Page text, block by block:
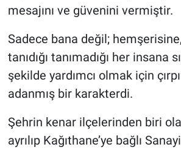
mesajını ve güvenini vermiştir.
Sadece bana değil;
tanıdığı tanımadığı her insana
şekilde yardımcı olmak için
adanmış bir karakterdi.
Şehrin kenar ilçelerinden biri
ayrılıp Kağıthane’ye bağlı